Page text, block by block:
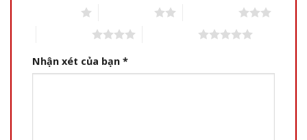
Nhận xét của bạn *